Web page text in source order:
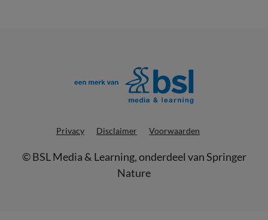
Privacy Disclaimer Voorwaarden
©BSL Media & Learning, onderdeel vanSpringer
Nature